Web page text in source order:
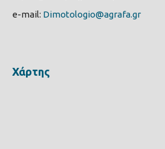
e-mail: Dimotologio@agrafa.gr
Χάρτης